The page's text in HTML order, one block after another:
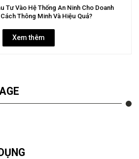
Tư Vào Hệ Thống An Ninh Cho Doanh
Thông Minh Và Hiệu Quả?
Xem thêm